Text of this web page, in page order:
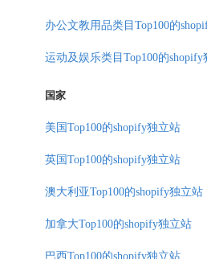
运动及娱乐类目Top100的shopify
国家
美国Top100的shopify独立站
英国Top100的shopify独立站
澳大利亚Top100的shopify独立站
加拿大Top100的shopify独立站
巴西Top100的shopify独立站